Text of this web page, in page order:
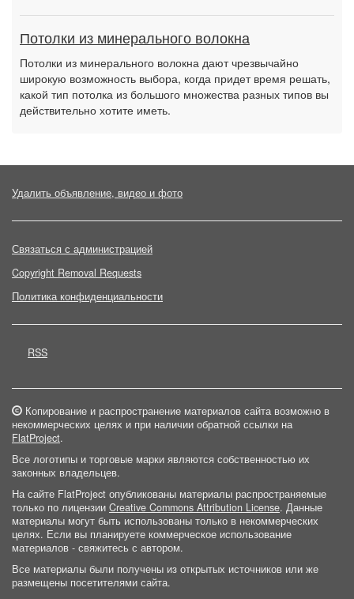
Потолки из минерального волокна
Потолки из минерального волокна дают чрезвычайно
широкую возможность выбора, когда придет время решать,
какой тип потолка из большого множества разных типов вы
действительно хотите иметь.
Удалить объявление, видео и фото
Связаться с администрацией
Copyright Removal Requests
Политика конфиденциальности
RSS
Копирование и распространение материалов сайта возможно в
некоммерческих целях и при наличии обратной ссылки на
FlatProject.
Все логотипы и торговые марки являются собственностью их
законных владельцев.
На сайте FlatProject опубликованы материалы распространяемые
только по лицензии Creative Commons Attribution License. Данные
материалы могут быть использованы только в некоммерческих
целях. Если вы планируете коммерческое использование
материалов - свяжитесь с автором.
Все материалы были получены из открытых источников или же
размещены посетителями сайта.